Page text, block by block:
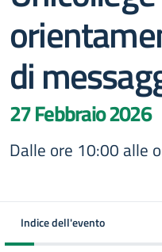
di
27 Febbraio 2026
Dalle ore 10:00 alle
Indice dell'evento